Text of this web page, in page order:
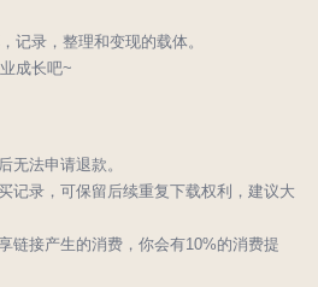
记录，整理和变现的载体。
成长吧~
无法申请退款。
记录，可保留后续重复下载权利，建议大
链接产生的消费，你会有10%的消费提